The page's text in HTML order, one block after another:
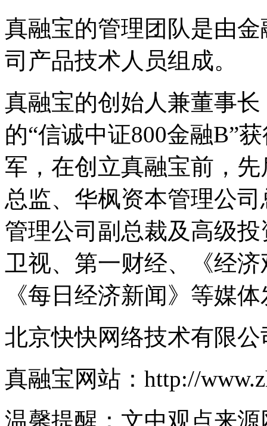
真融宝的管理团队是由
司产品技术人员组成。
真融宝的创始人兼董事
的“信诚中证800金融B”
军，在创立真融宝前，
总监、华枫资本管理公
管理公司副总裁及高级
卫视、第一财经、《经
《每日经济新闻》等媒
北京快快网络技术有限公
真融宝网站：http://
温馨提醒：文中观点来